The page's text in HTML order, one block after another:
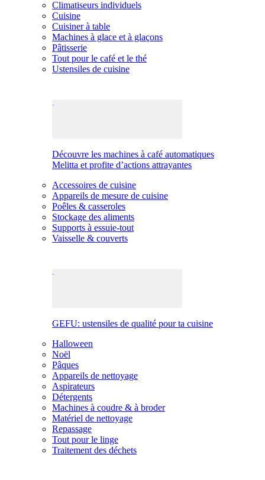
Climatiseurs individuels
Cuisine
Cuisiner à table
Machines à glace et à glaçons
Pâtisserie
Tout pour le café et le thé
Ustensiles de cuisine
Découvre les machines à café automatiques
Melitta et profite d’actions attrayantes
Accessoires de cuisine
Appareils de mesure de cuisine
Poêles & casseroles
Stockage des aliments
Supports à essuie-tout
Vaisselle & couverts
GEFU: ustensiles de qualité pour ta cuisine
Halloween
Noël
Pâques
Appareils de nettoyage
Aspirateurs
Détergents
Machines à coudre & à broder
Matériel de nettoyage
Repassage
Tout pour le linge
Traitement des déchets